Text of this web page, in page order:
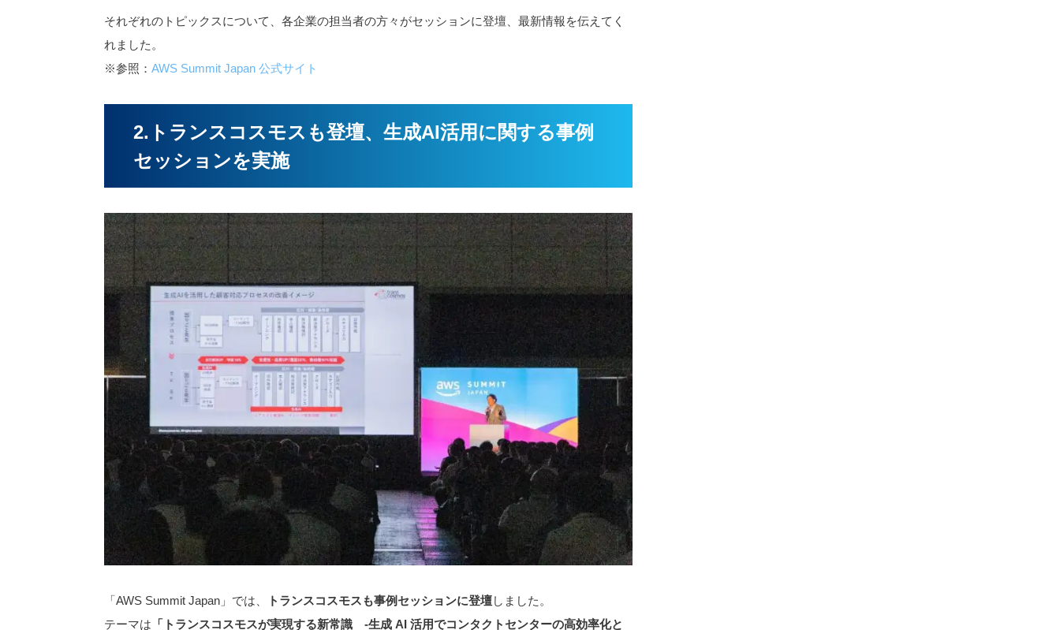
それぞれのトピックスについて、各企業の担当者の方々がセッションに登壇、最新情報を伝えてく
れました。
※参照： AWS Summit Japan 公式サイト
2.トランスコスモスも登壇、生成AI活用に関する事例
セッションを実施
「AWS Summit Japan」では、 トランスコスモスも事例セッションに登壇しました。
テーマは 「トランスコスモスが実現する新常識 -生成 AI 活用でコンタクトセンターの高効率化と